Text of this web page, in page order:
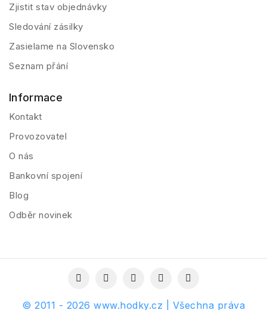
Zjistit stav objednávky
Sledování zásilky
Zasielame na Slovensko
Seznam přání
Informace
Kontakt
Provozovatel
O nás
Bankovní spojení
Blog
Odběr novinek
© 2011 - 2026 www.hodky.cz | Všechna práva